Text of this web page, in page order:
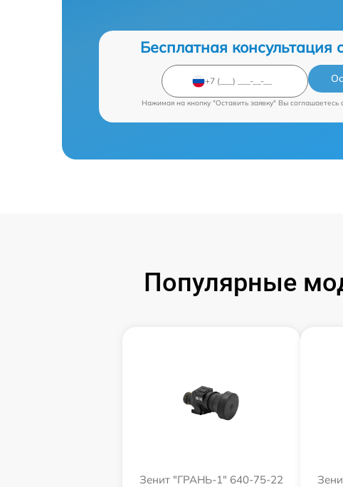
Бесплатная консультация
Нажимая на кнопку "Оставить заявку" Вы соглашаетесь
Популярные
Зенит "ГРАНЬ-1" 640-75-22